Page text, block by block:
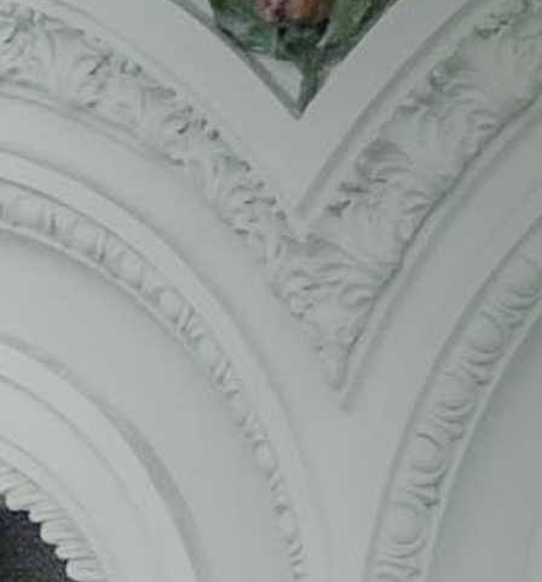
Uno de los sectores profesionales más
vinculados a la administración pública es el
sector profesional relativo al suministro de
material y equipo médico. En un país con una
estructura sanitaria pública tan amplia y robusta
como España, los organismos públicos requieren
de un permanente suministro de toda clase de
herramientas y productos para satisfacer las
necesidades de los ciudadanos. Hasta tal punto
que el número de licitaciones que suele haber
activas en nuestro país para el suministro de
estos materiales ronda las 1.500.
Contrato para el suministro de desfibriladores.
Contrato para el suministro de bisturís eléctricos.
Contrato para el suministro de ecocardiógrafos.
Contrato para el suministro de marcapasos.
Contrato para el suministro de los guantes
quirúrgicos. Contrato para el suministro de